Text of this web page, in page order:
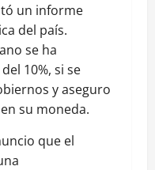
un informe
del país.
se ha
10%, si se
y aseguro
su moneda.
que el